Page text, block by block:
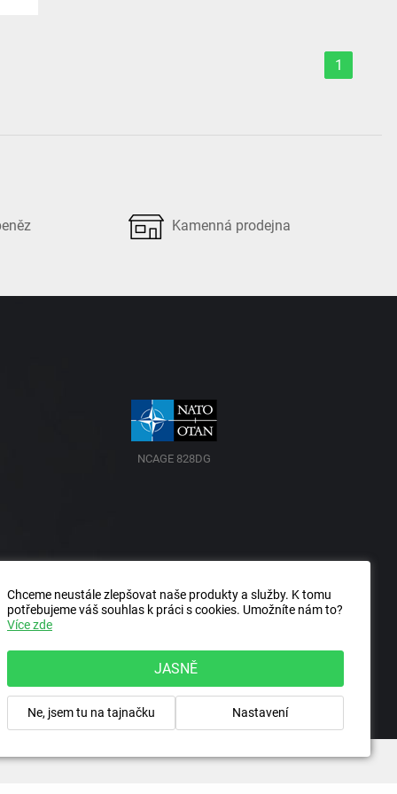
1
Kamenná prodejna
NCAGE 828DG
Chceme neustále zlepšovat naše produkty a služby. K tomu
potřebujeme váš souhlas k práci s cookies. Umožníte nám to?
Více zde
JASNĚ
Ne, jsem tu na tajnačku Nastavení